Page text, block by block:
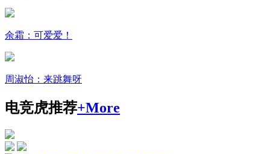
余霜：可爱爱！
周淑怡：来跳舞呀
电竞虎推荐+More